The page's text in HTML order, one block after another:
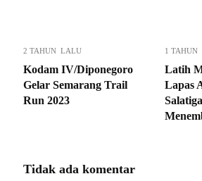
2 TAHUN LALU
Kodam IV/Diponegoro
Gelar Semarang Trail
Run 2023
1 TAHUN
Latih
Lapas
Tidak ada komentar